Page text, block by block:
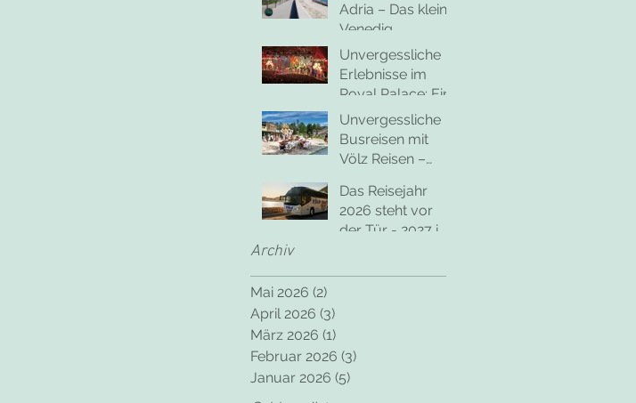
Adria – Das kleine
Venedig
Unvergessliche
Erlebnisse im
Royal Palace: Ein
Tag voller Glanz
und Genuss
Unvergessliche
Busreisen mit
Völz Reisen –
Das Reisejahr
2026 steht vor
der Tür - 2027 im
Archiv
Mai 2026 (2)
April 2026 (3)
März 2026 (1)
Februar 2026 (3)
Januar 2026 (5)